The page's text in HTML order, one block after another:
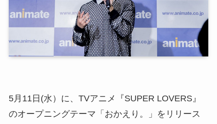
5月11日(水）に、TVアニメ『SUPER LOVERS』
のオープニングテーマ「おかえり。」をリリース